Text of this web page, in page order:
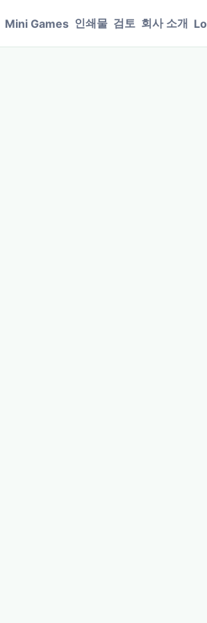
Mini Games 인쇄물 검토 회사 소개